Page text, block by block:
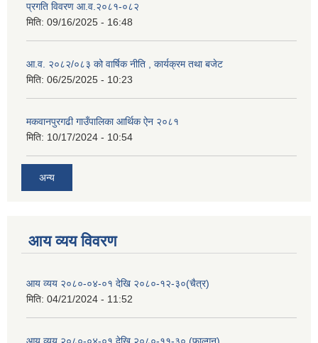
प्रगति विवरण आ.व.२०८१-०८२
मिति: 09/16/2025 - 16:48
आ.व. २०८२/०८३ को वार्षिक नीति , कार्यक्रम तथा बजेट
मिति: 06/25/2025 - 10:23
मकवानपुरगढी गाउँपालिका आर्थिक ‌‌‌ऐन २०८१
मिति: 10/17/2024 - 10:54
अन्य
आय व्यय विवरण
आय व्यय २०८०-०४-०१ देखि २०८०-१२-३०(चैत्र)
मिति: 04/21/2024 - 11:52
आय व्यय २०८०-०४-०१ देखि २०८०-११-३० (फाल्गुन)